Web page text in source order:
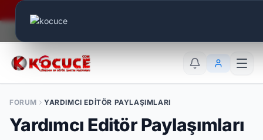
FORUM YARDIMCI EDITÖR PAYLAŞIMLARI
Yardımcı Editör Paylaşımları